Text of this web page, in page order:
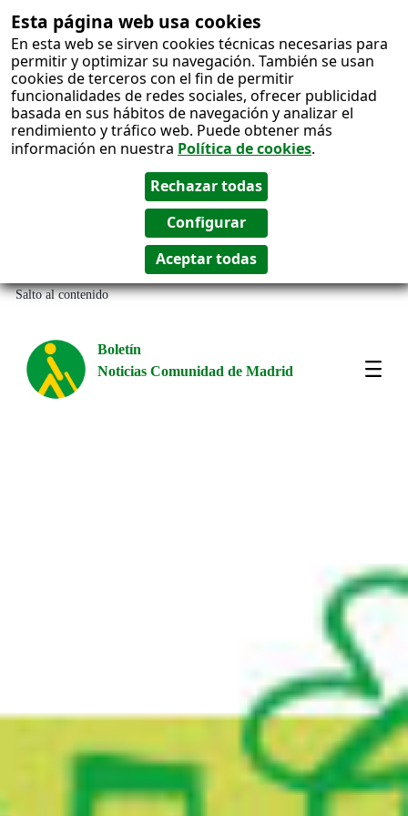
Esta página web usa cookies
En esta web se sirven cookies técnicas necesarias para
permitir y optimizar su navegación. También se usan
cookies de terceros con el fin de permitir
funcionalidades de redes sociales, ofrecer publicidad
basada en sus hábitos de navegación y analizar el
rendimiento y tráfico web. Puede obtener más
información en nuestra Política de cookies.
Salto al contenido
Boletín
Noticias Comunidad de Madrid